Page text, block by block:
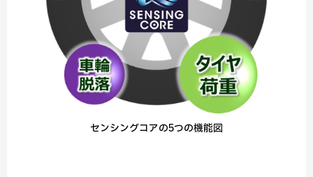
センシングコアの5つの機能図